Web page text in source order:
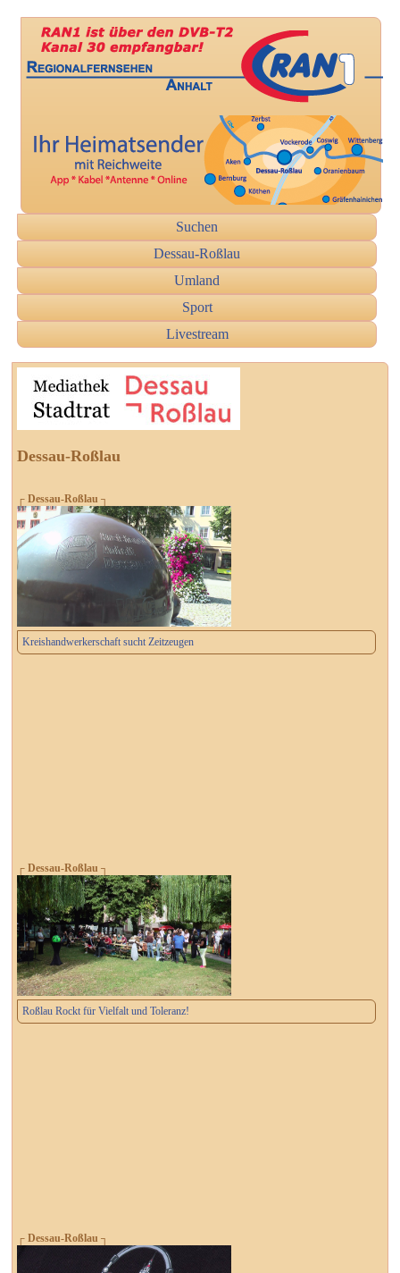
Suchen
Dessau-Roßlau
Umland
Sport
Livestream
Dessau-Roßlau
┌ Dessau-Roßlau ┐
Kreishandwerkerschaft sucht Zeitzeugen
┌ Dessau-Roßlau ┐
Roßlau Rockt für Vielfalt und Toleranz!
┌ Dessau-Roßlau ┐